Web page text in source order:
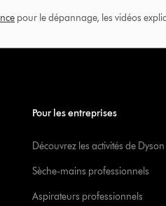
pour le dépannage, les vidéos
Pour les entreprises
Découvrez les activités de Dyson
Sèche-mains professionnels
Aspirateurs professionnels